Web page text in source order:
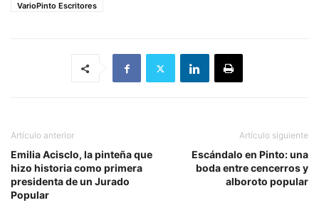
VarioPinto Escritores
Artículo anterior
Emilia Acisclo, la pinteña que
hizo historia como primera
presidenta de un Jurado
Popular
Artículo siguiente
Escándalo en Pinto: una
boda entre cencerros y
alboroto popular